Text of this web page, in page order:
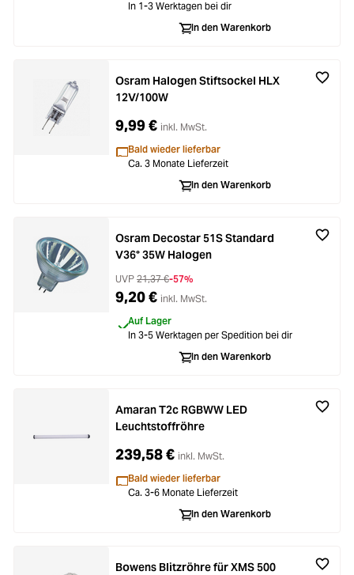
In 1-3 Werktagen bei dir
In den Warenkorb
Osram Halogen Stiftsockel HLX
12V/100W
9,99 € inkl. MwSt.
Bald wieder lieferbar
Ca. 3 Monate Lieferzeit
In den Warenkorb
Osram Decostar 51S Standard
V36° 35W Halogen
UVP 21,37 €-57%
9,20 € inkl. MwSt.
Auf Lager
In 3-5 Werktagen per Spedition bei dir
In den Warenkorb
Amaran T2c RGBWW LED
Leuchtstoffröhre
239,58 € inkl. MwSt.
Bald wieder lieferbar
Ca. 3-6 Monate Lieferzeit
In den Warenkorb
Bowens Blitzröhre für XMS 500